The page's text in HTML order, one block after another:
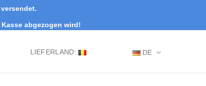
abgezogen wird!
DE
LIEFERLAND: